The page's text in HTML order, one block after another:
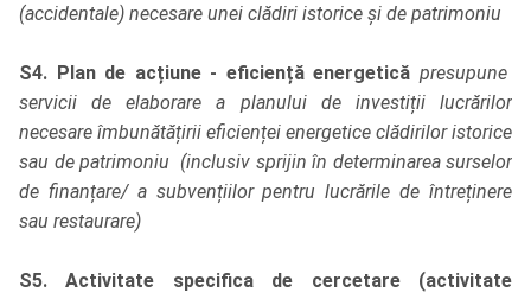
(accidentale) necesare unei clădiri istorice și de patrimoniu
S4. Plan de acțiune - eficiență energetică presupune
servicii de elaborare a planului de investiții lucrărilor
necesare îmbunătățirii eficienței energetice clădirilor istorice
sau de patrimoniu (inclusiv sprijin în determinarea surselor
de finanțare/ a subvențiilor pentru lucrările de întreținere
sau restaurare)
S5. Activitate specifica de cercetare (activitate